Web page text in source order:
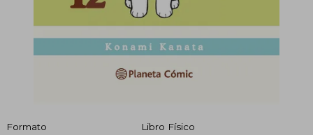
Formato
Libro Físico